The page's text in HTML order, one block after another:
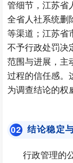
管细节，江苏省
全省人社系统删
等渠道；江苏省
不予行政处罚决
范围与进展，主
过程的信任感。
为调查结论的权
02 结论稳定
行政管理的